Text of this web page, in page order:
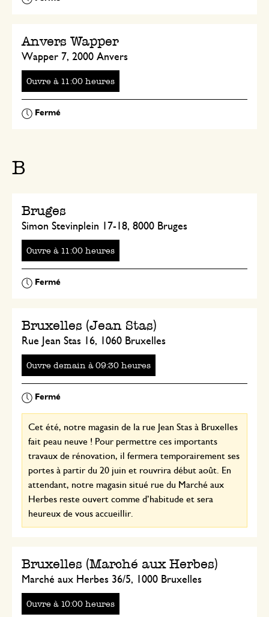
Ouvre à heures
Anvers Wapper
Wapper 7, 2000 Anvers
B
Ouvre à heures
Bruges
Simon Stevinplein 17-18, 8000 Bruges
Ouvre à heures
Bruxelles (Jean Stas)
Rue Jean Stas 16, 1060 Bruxelles
Cet été, notre magasin de la rue Jean Stas à Bruxelles
fait peau neuve ! Pour permettre ces importants
travaux de rénovation, il fermera temporairement ses
portes à partir du 20 juin et rouvrira début août. En
attendant, notre magasin situé rue du Marché aux
Herbes reste ouvert comme d’habitude et sera
heureux de vous accueillir.
Ouvre à heures
Bruxelles (Marché aux Herbes)
Marché aux Herbes 36/5, 1000 Bruxelles